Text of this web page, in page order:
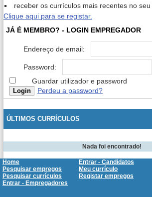
receber os currículos mais recentes no seu
Clique aqui para se registar.
JÁ É MEMBRO? - LOGIN EMPREGADOR
Endereço de email:
Password:
Guardar utilizador e password
Perdeu a password?
ÚLTIMOS CURRÍCULOS
Nada foi encontrado!
Home
Entrar - Candidatos
Pesquisar empregos
Meu currículo
Pesquisar currículos
Registar empregos
Entrar - Empregadores